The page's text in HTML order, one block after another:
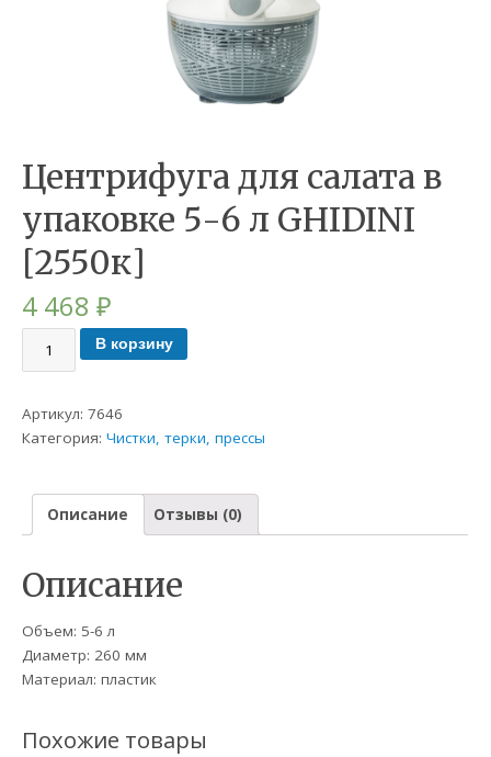
Центрифуга для салата в
упаковке 5-6 л GHIDINI
[2550к]
4 468₽
В корзину
Артикул:7646
Категория:Чистки, терки, прессы
Описание Отзывы (0)
Описание
Объем: 5-6 л
Диаметр: 260 мм
Материал: пластик
Похожие товары